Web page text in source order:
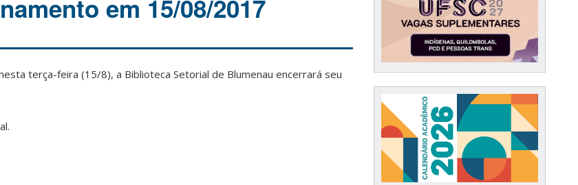
em 15/08/2017
terça-feira (15/8), a Biblioteca Setorial de Blumenau encerrará seu